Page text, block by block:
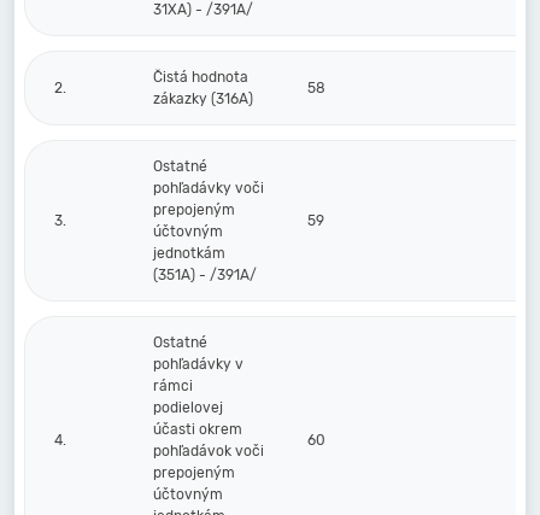
31XA) - /391A/
2.
Čistá hodnota
zákazky (316A)
58
3.
Ostatné
pohľadávky voči
prepojeným
účtovným
jednotkám
(351A) - /391A/
59
4.
Ostatné
pohľadávky v
rámci
podielovej
účasti okrem
pohľadávok voči
prepojeným
účtovným
60